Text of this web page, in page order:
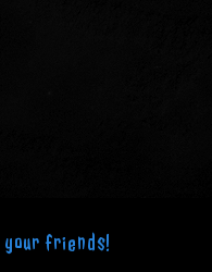
your friends!